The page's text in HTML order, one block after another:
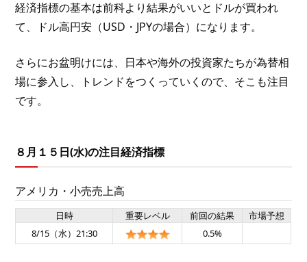
経済指標の基本は前科より結果がいいとドルが買われ
て、ドル高円安（USD・JPYの場合）になります。
さらにお盆明けには、日本や海外の投資家たちが為替相
場に参入し、トレンドをつくっていくので、そこも注目
です。
８月１５日(水)の注目経済指標
アメリカ・小売売上高
日時 重要レベル 前回の結果
市場予想
8/15（水）21:30
0.5%